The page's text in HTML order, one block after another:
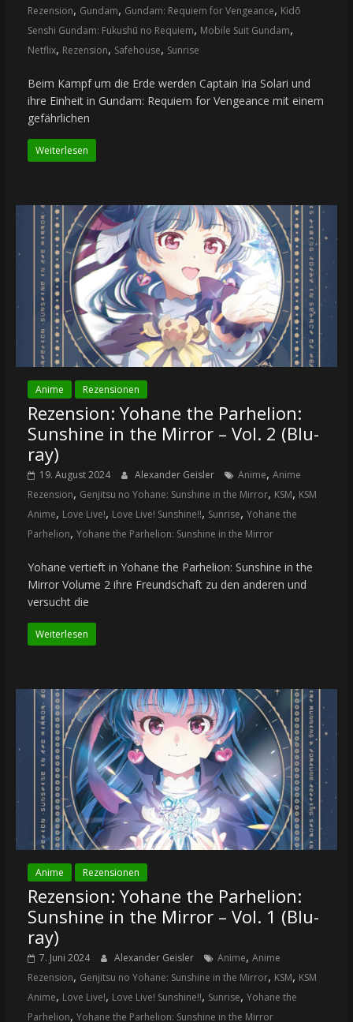
Rezension, Gundam, Gundam: Requiem for Vengeance, Kidō
Senshi Gundam: Fukushū no Requiem, Mobile Suit Gundam,
Netflix, Rezension, Safehouse, Sunrise
Beim Kampf um die Erde werden Captain Iria Solari und
ihre Einheit in Gundam: Requiem for Vengeance mit einem
gefährlichen
Weiterlesen
Anime Rezensionen
Rezension: Yohane the Parhelion:
Sunshine in the Mirror – Vol. 2 (Blu-
ray)
19. August 2024 Alexander Geisler Anime, Anime
Rezension, Genjitsu no Yohane: Sunshine in the Mirror, KSM, KSM
Anime, Love Live!, Love Live! Sunshine!!, Sunrise, Yohane the
Parhelion, Yohane the Parhelion: Sunshine in the Mirror
Yohane vertieft in Yohane the Parhelion: Sunshine in the
Mirror Volume 2 ihre Freundschaft zu den anderen und
versucht die
Weiterlesen
Anime Rezensionen
Rezension: Yohane the Parhelion:
Sunshine in the Mirror – Vol. 1 (Blu-
ray)
7. Juni 2024 Alexander Geisler Anime, Anime
Rezension, Genjitsu no Yohane: Sunshine in the Mirror, KSM, KSM
Anime, Love Live!, Love Live! Sunshine!!, Sunrise, Yohane the
Parhelion, Yohane the Parhelion: Sunshine in the Mirror